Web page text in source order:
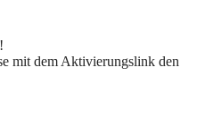
mit dem Aktivierungslink den